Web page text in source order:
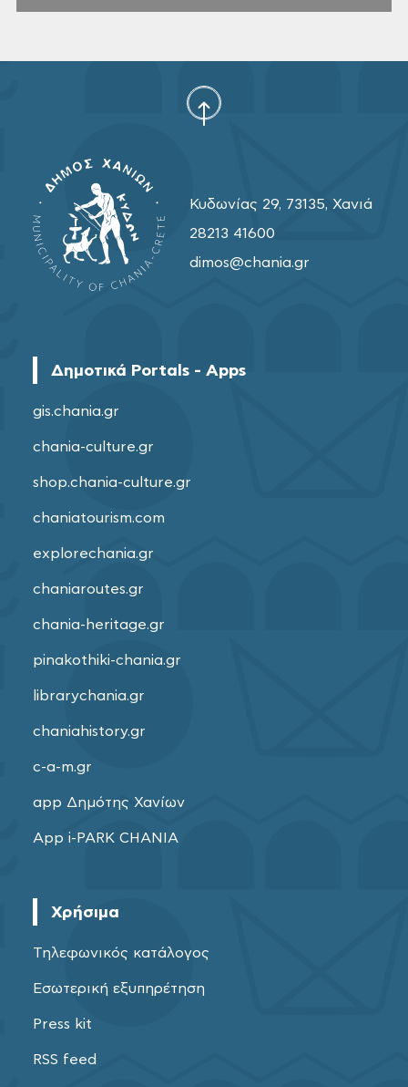
Κυδωνίας 29, 73135, Χανιά
28213 41600
dimos@chania.gr
Δημοτικά Portals - Apps
gis.chania.gr
chania-culture.gr
shop.chania-culture.gr
chaniatourism.com
explorechania.gr
chaniaroutes.gr
chania-heritage.gr
pinakothiki-chania.gr
librarychania.gr
chaniahistory.gr
c-a-m.gr
app Δημότης Χανίων
App i-PARK CHANIA
Χρήσιμα
Τηλεφωνικός κατάλογος
Εσωτερική εξυπηρέτηση
Press kit
RSS feed